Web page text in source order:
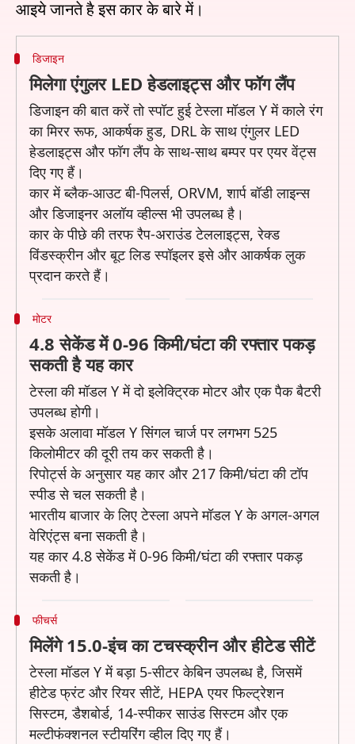
डिजाइन
मिलेगा एंगुलर LED हेडलाइट्स और फॉग लैंप
डिजाइन की बात करें तो स्पॉट हुई टेस्ला मॉडल Y में काले रंग
का मिरर रूफ, आकर्षक हुड, DRL के साथ एंगुलर LED
हेडलाइट्स और फॉग लैंप के साथ-साथ बम्पर पर एयर वेंट्स
दिए गए हैं।
कार में ब्लैक-आउट बी-पिलर्स, ORVM, शार्प बॉडी लाइन्स
और डिजाइनर अलॉय व्हील्स भी उपलब्ध है।
कार के पीछे की तरफ रैप-अराउंड टेललाइट्स, रेक्ड
विंडस्क्रीन और बूट लिड स्पॉइलर इसे और आकर्षक लुक
प्रदान करते हैं।
मोटर
4.8 सेकेंड में 0-96 किमी/घंटा की रफ्तार पकड़
सकती है यह कार
टेस्ला की मॉडल Y में दो इलेक्ट्रिक मोटर और एक पैक बैटरी
उपलब्ध होगी।
इसके अलावा मॉडल Y सिंगल चार्ज पर लगभग 525
किलोमीटर की दूरी तय कर सकती है।
रिपोर्ट्स के अनुसार यह कार और 217 किमी/घंटा की टॉप
स्पीड से चल सकती है।
भारतीय बाजार के लिए टेस्ला अपने मॉडल Y के अगल-अगल
वेरिएंट्स बना सकती है।
यह कार 4.8 सेकेंड में 0-96 किमी/घंटा की रफ्तार पकड़
सकती है।
फीचर्स
मिलेंगे 15.0-इंच का टचस्क्रीन और हीटेड सीटें
टेस्ला मॉडल Y में बड़ा 5-सीटर केबिन उपलब्ध है, जिसमें
हीटेड फ्रंट और रियर सीटें, HEPA एयर फिल्ट्रेशन
सिस्टम, डैशबोर्ड, 14-स्पीकर साउंड सिस्टम और एक
मल्टीफंक्शनल स्टीयरिंग व्हील दिए गए हैं।